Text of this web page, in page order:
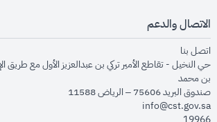
الاتصال والدعم
اتصل بنا
حي النخيل - تقاطع الأمير تركي بن عبدالعزيز الأول مع طريق
بن محمد
صندوق البريد 75606 – الرياض 11588
info@cst.gov.sa